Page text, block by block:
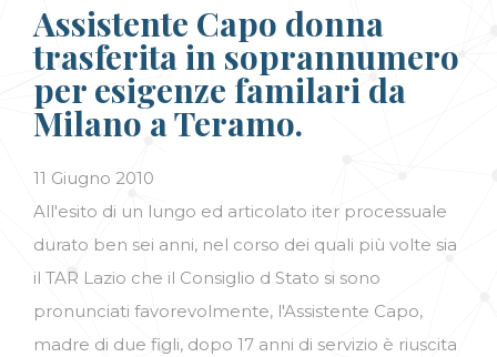
Assistente Capo donna
trasferita in soprannumero
per esigenze familari da
Milano a Teramo.
11 Giugno 2010
All'esito di un lungo ed articolato iter processuale
durato ben sei anni, nel corso dei quali più volte sia
il TAR Lazio che il Consiglio d Stato si sono
pronunciati favorevolmente, l'Assistente Capo,
madre di due figli, dopo 17 anni di servizio è riuscita